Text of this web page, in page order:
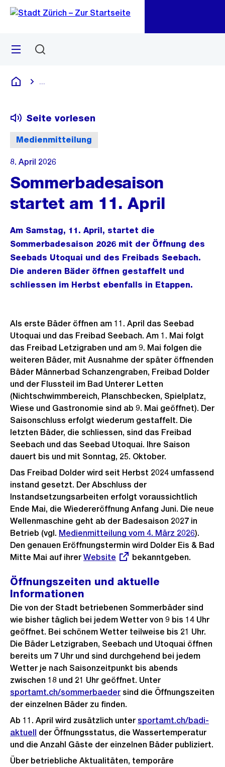
Navigation
Sprunglink
Menü
Deutsch
Medienmitteilung
Seite vorlesen
8. April 2026
Sommerbadesaison
startet am 11. April
Am Samstag, 11. April, startet die
Sommerbadesaison 2026 mit der Öffnung des
Seebads Utoquai und des Freibads Seebach.
Die anderen Bäder öffnen gestaffelt und
schliessen im Herbst ebenfalls in Etappen.
Als erste Bäder öffnen am 11. April das Seebad
Utoquai und das Freibad Seebach. Am 1. Mai folgt
das Freibad Letzigraben und am 9. Mai folgen die
weiteren Bäder, mit Ausnahme der später öffnenden
Bäder Männerbad Schanzengraben, Freibad Dolder
und der Flussteil im Bad Unterer Letten
(Nichtschwimmbereich, Planschbecken, Spielplatz,
Wiese und Gastronomie sind ab 9. Mai geöffnet). Der
Saisonschluss erfolgt wiederum gestaffelt. Die
letzten Bäder, die schliessen, sind das Freibad
Seebach und das Seebad Utoquai. Ihre Saison
dauert bis und mit Sonntag, 25. Oktober.
Das Freibad Dolder wird seit Herbst 2024 umfassend
instand gesetzt. Der Abschluss der
Instandsetzungsarbeiten erfolgt voraussichtlich
Ende Mai, die Wiedereröffnung Anfang Juni. Die neue
Wellenmaschine geht ab der Badesaison 2027 in
Betrieb (vgl. Medienmitteilung vom 4. März 2026).
Den genauen Eröffnungstermin wird Dolder Eis & Bad
Mitte Mai auf ihrer Externer
Website bekanntgeben.
Öffnungszeiten und aktuelle
Informationen
Die von der Stadt betriebenen Sommerbäder sind
wie bisher täglich bei jedem Wetter von 9 bis 14 Uhr
geöffnet. Bei schönem Wetter teilweise bis 21 Uhr.
Die Bäder Letzigraben, Seebach und Utoquai öffnen
bereits um 7 Uhr und sind durchgehend bei jedem
Wetter je nach Saisonzeitpunkt bis abends
zwischen 18 und 21 Uhr geöffnet. Unter
sportamt.ch/sommerbaeder sind die Öffnungszeiten
der einzelnen Bäder zu finden.
Ab 11. April wird zusätzlich unter sportamt.ch/badi-
aktuell der Öffnungsstatus, die Wassertemperatur
und die Anzahl Gäste der einzelnen Bäder publiziert.
Über betriebliche Aktualitäten, temporäre